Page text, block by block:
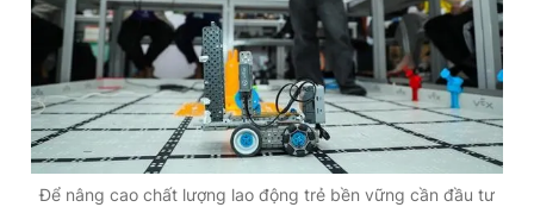
Để nâng cao chất lượng lao động trẻ bền vững cần đầu tư